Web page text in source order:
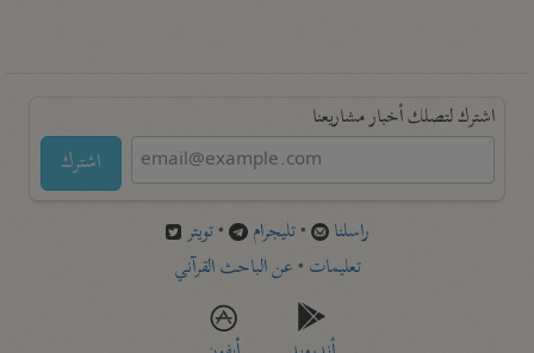
اشترك لتصلك أخبار مشاريعنا
اشترك
راسلنا •تليجرام •تويتر
تعليمات •عن الباحث القرآني